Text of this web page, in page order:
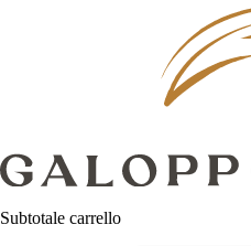
Subtotale carrello